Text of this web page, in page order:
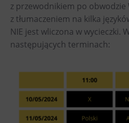
z przewodnikiem po obwodzie
z tłumaczeniem na kilka
NIE jest wliczona w wycieczki.
następujących terminach: